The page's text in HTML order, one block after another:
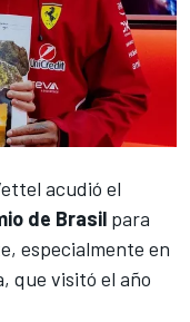
acudió el
de Brasil para
especialmente en
que visitó el año